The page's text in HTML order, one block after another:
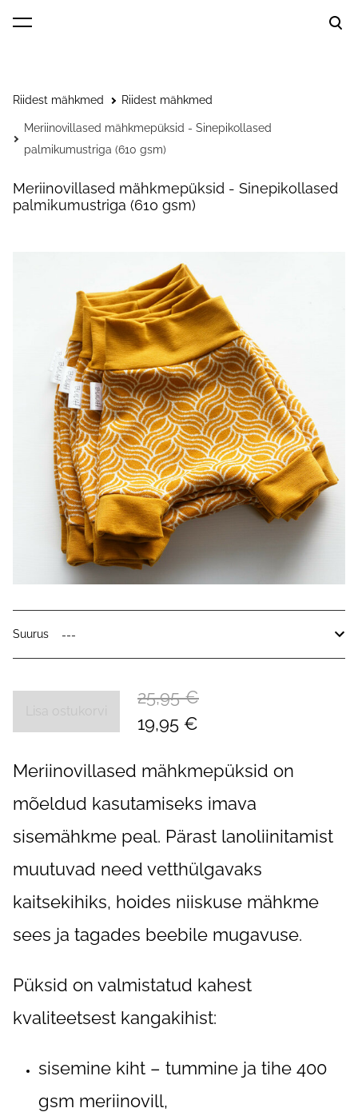
lisati ostukorvi.
Riidest mähkmed Riidest mähkmed
Meriinovillased mähkmepüksid - Sinepikollased
palmikumustriga (610 gsm)
Meriinovillased mähkmepüksid - Sinepikollased
palmikumustriga (610 gsm)
Suurus
25,95 €
19,95 €
Meriinovillased mähkmepüksid on
mõeldud kasutamiseks imava
sisemähkme peal. Pärast lanoliinitamist
muutuvad need vetthülgavaks
kaitsekihiks, hoides niiskuse mähkme
sees ja tagades beebile mugavuse.
Püksid on valmistatud kahest
kvaliteetsest kangakihist:
sisemine kiht – tummine ja tihe 400
gsm meriinovill,